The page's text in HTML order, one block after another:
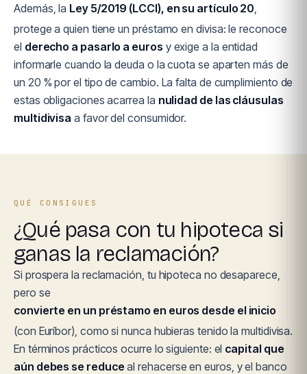
Además, la Ley 5/2019 (LCCI), en su artículo 20,
protege a quien tiene un préstamo en divisa: le reconoce
el derecho a pasarlo a euros y exige a la entidad
informarle cuando la deuda o la cuota se aparten más de
un 20 % por el tipo de cambio. La falta de cumplimiento de
estas obligaciones acarrea la nulidad de las cláusulas
multidivisa a favor del consumidor.
QUÉ CONSIGUES
¿Qué pasa con tu hipoteca si
ganas la reclamación?
Si prospera la reclamación, tu hipoteca no desaparece,
pero se
convierte en un préstamo en euros desde el inicio
(con Euríbor), como si nunca hubieras tenido la multidivisa.
En términos prácticos ocurre lo siguiente: el capital que
aún debes se reduce al rehacerse en euros, y el banco